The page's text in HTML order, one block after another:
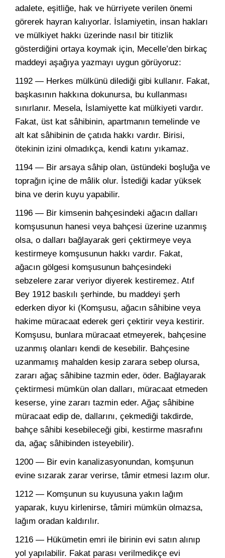
adalete, eşitliğe, hak ve hürriyete verilen önemi
görerek hayran kalıyorlar. İslamiyetin, insan hakları
ve mülkiyet hakkı üzerinde nasıl bir titizlik
gösterdiğini ortaya koymak için, Mecelle’den birkaç
maddeyi aşağıya yazmayı uygun görüyoruz:
1192 — Herkes mülkünü dilediği gibi kullanır. Fakat,
başkasının hakkına dokunursa, bu kullanması
sınırlanır. Mesela, İslamiyette kat mülkiyeti vardır.
Fakat, üst kat sâhibinin, apartmanın temelinde ve
alt kat sâhibinin de çatıda hakkı vardır. Birisi,
ötekinin izini olmadıkça, kendi katını yıkamaz.
1194 — Bir arsaya sâhip olan, üstündeki boşluğa ve
toprağın içine de mâlik olur. İstediği kadar yüksek
bina ve derin kuyu yapabilir.
1196 — Bir kimsenin bahçesindeki ağacın dalları
komşusunun hanesi veya bahçesi üzerine uzanmış
olsa, o dalları bağlayarak geri çektirmeye veya
kestirmeye komşusunun hakkı vardır. Fakat,
ağacın gölgesi komşusunun bahçesindeki
sebzelere zarar veriyor diyerek kestiremez. Atıf
Bey 1912 baskılı şerhinde, bu maddeyi şerh
ederken diyor ki (Komşusu, ağacın sâhibine veya
hakime müracaat ederek geri çektirir veya kestirir.
Komşusu, bunlara müracaat etmeyerek, bahçesine
uzanmış olanları kendi de kesebilir. Bahçesine
uzanmamış mahalden kesip zarara sebep olursa,
zararı ağaç sâhibine tazmin eder, öder. Bağlayarak
çektirmesi mümkün olan dalları, müracaat etmeden
keserse, yine zararı tazmin eder. Ağaç sâhibine
müracaat edip de, dallarını, çekmediği takdirde,
bahçe sâhibi kesebileceği gibi, kestirme masrafını
da, ağaç sâhibinden isteyebilir).
1200 — Bir evin kanalizasyonundan, komşunun
evine sızarak zarar verirse, tâmir etmesi lazım olur.
1212 — Komşunun su kuyusuna yakın lağım
yaparak, kuyu kirlenirse, tâmiri mümkün olmazsa,
lağım oradan kaldırılır.
1216 — Hükümetin emri ile birinin evi satın alınıp
yol yapılabilir. Fakat parası verilmedikçe evi